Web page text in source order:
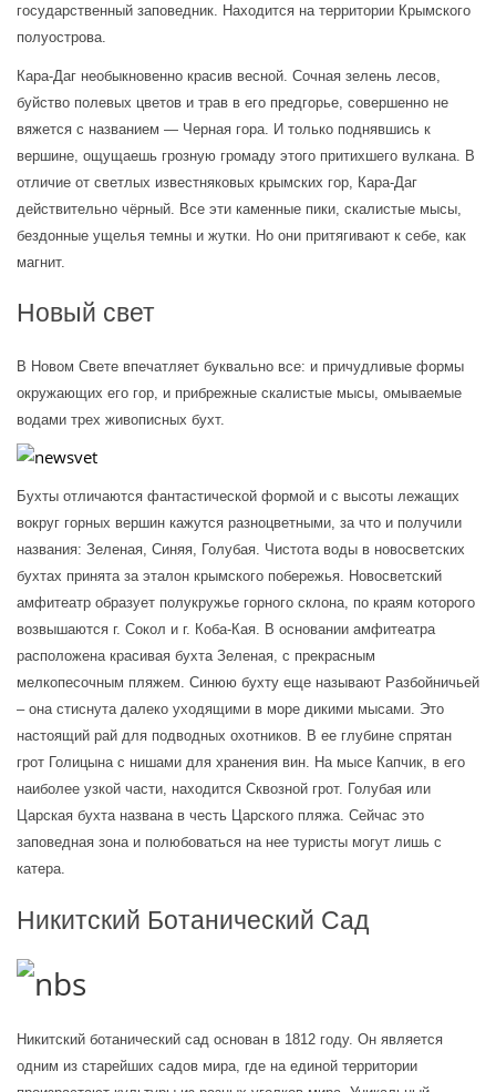
государственный заповедник. Находится на территории Крымского
полуострова.
Кара-Даг необыкновенно красив весной. Сочная зелень лесов,
буйство полевых цветов и трав в его предгорье, совершенно не
вяжется с названием — Черная гора. И только поднявшись к
вершине, ощущаешь грозную громаду этого притихшего вулкана. В
отличие от светлых известняковых крымских гор, Кара-Даг
действительно чёрный. Все эти каменные пики, скалистые мысы,
бездонные ущелья темны и жутки. Но они притягивают к себе, как
магнит.
Новый свет
В Новом Свете впечатляет буквально все: и причудливые формы
окружающих его гор, и прибрежные скалистые мысы, омываемые
водами трех живописных бухт.
Бухты отличаются фантастической формой и с высоты лежащих
вокруг горных вершин кажутся разноцветными, за что и получили
названия: Зеленая, Синяя, Голубая. Чистота воды в новосветских
бухтах принята за эталон крымского побережья. Новосветский
амфитеатр образует полукружье горного склона, по краям которого
возвышаются г. Сокол и г. Коба-Кая. В основании амфитеатра
расположена красивая бухта Зеленая, с прекрасным
мелкопесочным пляжем. Синюю бухту еще называют Разбойничьей
– она стиснута далеко уходящими в море дикими мысами. Это
настоящий рай для подводных охотников. В ее глубине спрятан
грот Голицына с нишами для хранения вин. На мысе Капчик, в его
наиболее узкой части, находится Сквозной грот. Голубая или
Царская бухта названа в честь Царского пляжа. Сейчас это
заповедная зона и полюбоваться на нее туристы могут лишь с
катера.
Никитский Ботанический Сад
Никитский ботанический сад основан в 1812 году. Он является
одним из старейших садов мира, где на единой территории